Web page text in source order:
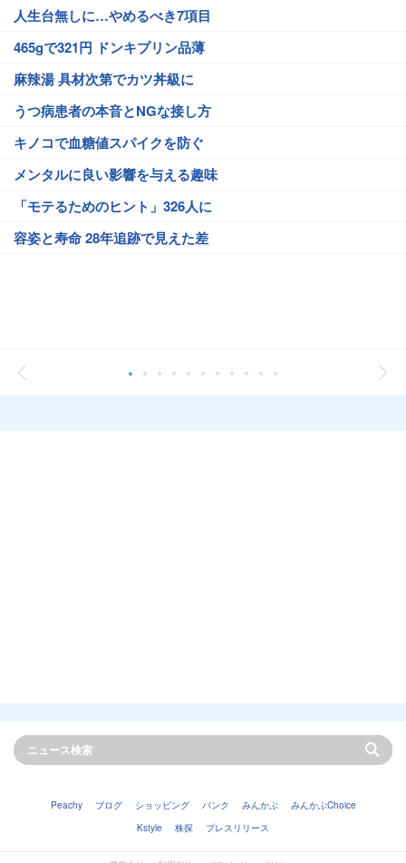
人生台無しに…やめるべき7項目
465gで321円 ドンキプリン品薄
麻辣湯 具材次第でカツ丼級に
うつ病患者の本音とNGな接し方
キノコで血糖値スパイクを防ぐ
メンタルに良い影響を与える趣味
「モテるためのヒント」326人に
容姿と寿命 28年追跡で見えた差
Peachy ブログ ショッピング バンク みんかぶ
みんかぶChoice
Kstyle
株探 プレスリリース